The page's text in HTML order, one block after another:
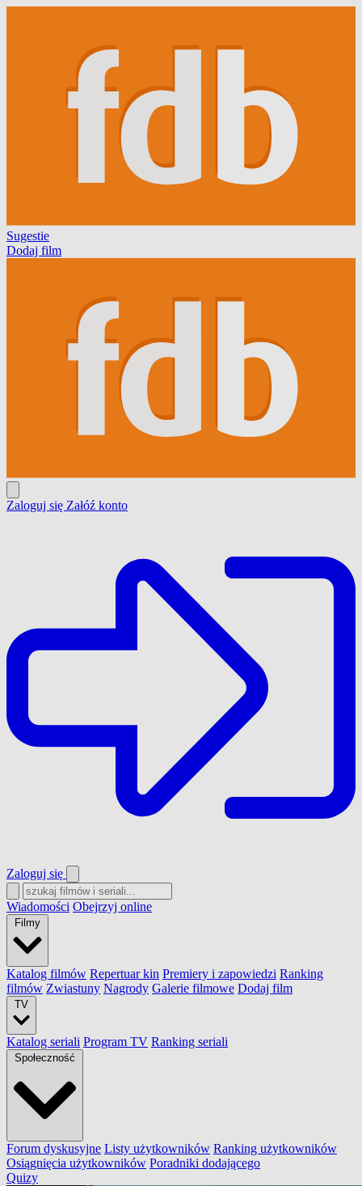
Sugestie
Dodaj film
Zaloguj się Załóź konto
Zaloguj się
Wiadomości Obejrzyj online
Filmy
Katalog filmów Repertuar kin Premiery i zapowiedzi Ranking
filmów Zwiastuny Nagrody Galerie filmowe Dodaj film
TV
Katalog seriali Program TV Ranking seriali
Społeczność
Forum dyskusyjne Listy użytkowników Ranking użytkowników
Osiągnięcia użytkowników Poradniki dodającego
Quizy